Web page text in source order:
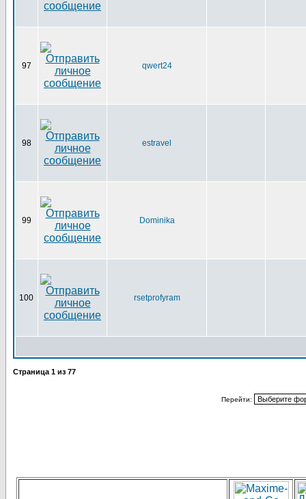
97 qwert24
98 estravel
99 Dominika
100 rsetprofyram
Страница 1 из 77
Перейти: